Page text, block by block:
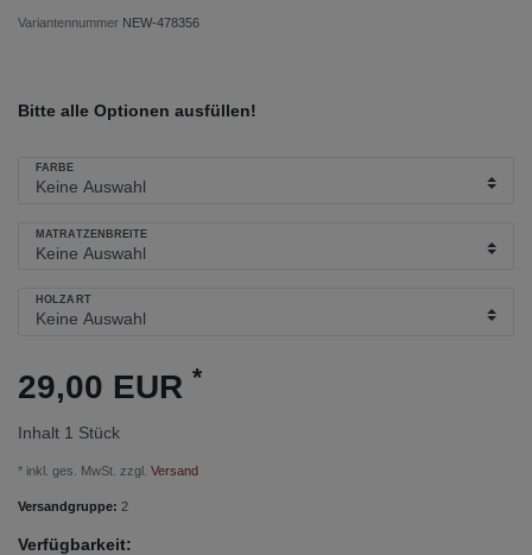
Variantennummer NEW-478356
Bitte alle Optionen ausfüllen!
FARBE
MATRATZENBREITE
HOLZART
29,00 EUR *
Inhalt 1 Stück
* inkl. ges. MwSt. zzgl. Versand
Versandgruppe: 2
Verfügbarkeit: